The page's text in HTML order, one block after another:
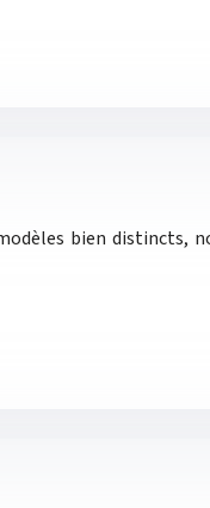
bien distincts,